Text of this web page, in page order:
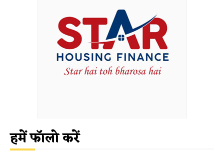
हमें फॉलो करें